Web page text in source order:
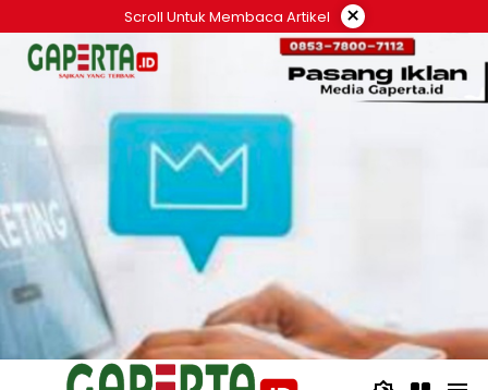
ke
konten
Scroll Untuk Membaca Artikel ×